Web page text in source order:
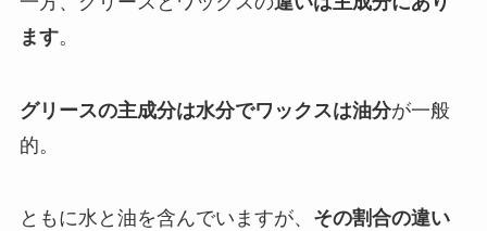
ます。
グリースの主成分は水分でワックスは油分が一般
的。
ともに水と油を含んでいますが、 その割合の違い